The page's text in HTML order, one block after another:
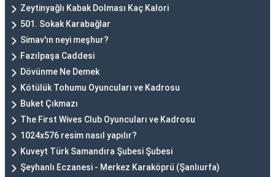
Zeytinyağlı Kabak Dolması Kaç Kalori
501. Sokak Karabağlar
Simav'ın neyi meşhur?
Fazılpaşa Caddesi
Dövünme Ne Demek
Kötülük Tohumu Oyuncuları ve Kadrosu
Buket Çıkmazı
The First Wives Club Oyuncuları ve Kadrosu
1024x576 resim nasıl yapılır?
Kuveyt Türk Samandıra Şubesi Şubesi
Şeyhanlı Eczanesi - Merkez Karaköprü (Şanlıurfa)